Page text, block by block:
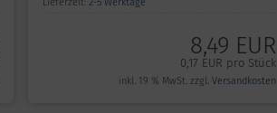
Lieferzeit: 2-5 Werktage
8,49 EUR
0,17 EUR pro Stück
inkl. 19 % MwSt. zzgl. Versandkosten